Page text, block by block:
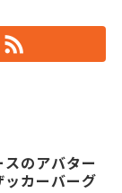
スのアバター
カーバーグ